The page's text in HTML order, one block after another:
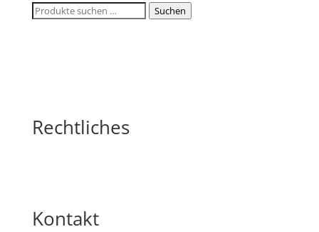
Suchen
Suchen
Rechtliches
Kontakt